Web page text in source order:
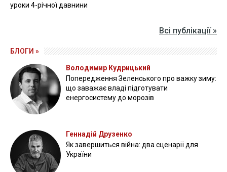
уроки 4-річної давнини
Всі публікації »
БЛОГИ »
Володимир Кудрицький
Попередження Зеленського про важку зиму:
що заважає владі підготувати
енергосистему до морозів
Геннадій Друзенко
Як завершиться війна: два сценарії для
України